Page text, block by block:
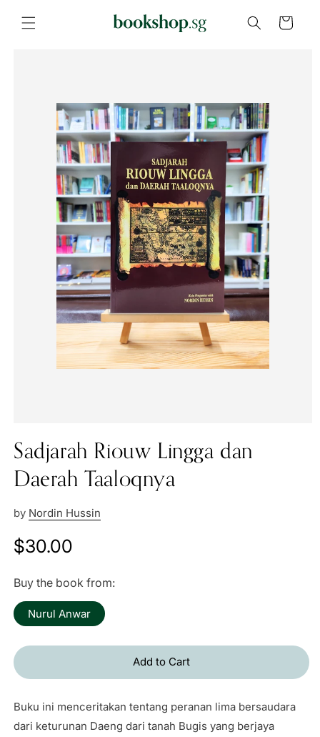
content
Cart
Sadjarah Riouw Lingga dan
Daerah Taaloqnya
by Nordin Hussin
Regular
$30.00
Buy the book from:
Nurul Anwar
Add to Cart
Buku ini menceritakan tentang peranan lima bersaudara
dari keturunan Daeng dari tanah Bugis yang berjaya